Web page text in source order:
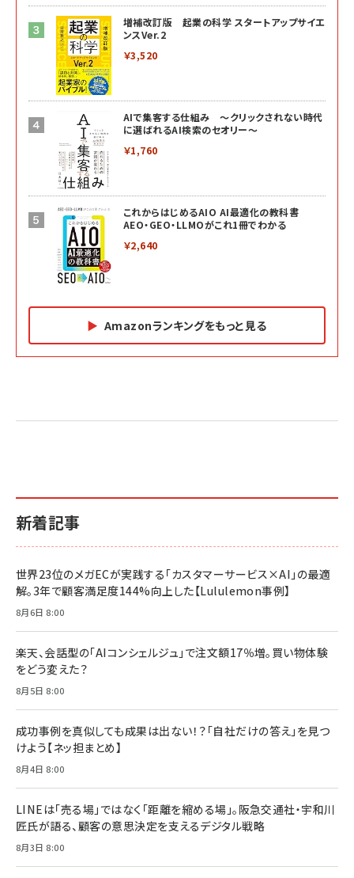
増補改訂版 起業の科学 スタートアップサイエ
ンスVer.2
￥3,520
AIで集客する仕組み ～クリックされない時代
に選ばれるAI検索のセオリー～
￥1,760
これからはじめるAIO AI最適化の教科書
AEO・GEO・LLMOがこれ1冊でわかる
￥2,640
Amazonランキングをもっと見る
2億円を売り上げたプロが教える note×AI 最強の
小さな会社は戦略が9割
￥1,815
る時代の成長戦略
￥2,420
￥2,200
anan(アンアン)2026/07/01号 No.2501[魅せる
anan(アンアン)2026/06/24号 No.2500増刊
anan(アンアン)2026/07/08号 No.2502[2026
年後半、あなたの恋と運命／山田涼介]
ママ投資家が育休中に１億貯めた株式投資
組織の成果を最大化する ルールのデザイン
￥1,980
Amazonランキングをもっと見る
ベインキャピタル 企業価値向上力の秘密
ルな本質」
￥2,750
新着記事
世界23位のメガECが実践する「カスタマーサービス×AI」の最適
解。3年で顧客満足度144%向上した【Lululemon事例】
8月6日 8:00
楽天、会話型の「AIコンシェルジュ」で注文額17％増。買い物体験
をどう変えた？
8月5日 8:00
成功事例を真似しても成果は出ない！？「自社だけの答え」を見つ
けよう【ネッ担まとめ】
8月4日 8:00
LINEは「売る場」ではなく「距離を縮める場」。阪急交通社・宇和川
匠氏が語る、顧客の意思決定を支えるデジタル戦略
8月3日 8:00